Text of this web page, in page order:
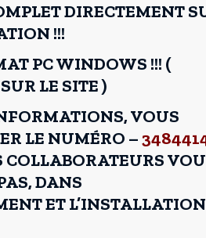
DIRECTEMENT
!!!
PC WINDOWS !!! (
LE SITE )
VOUS
LE NUMÉRO –
COLLABORATEURS
DANS
ET L’INSTALLATION